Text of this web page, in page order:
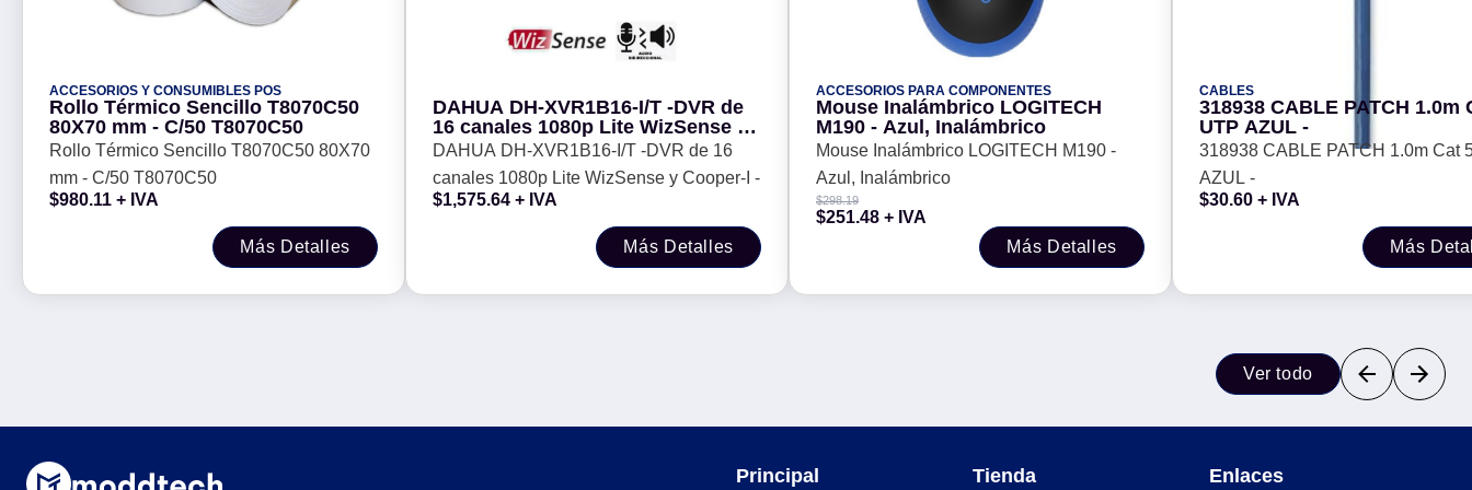
ACCESORIOS Y CONSUMIBLES POS
Rollo Térmico Sencillo T8070C50
80X70 mm - C/50 T8070C50
Rollo Térmico Sencillo T8070C50 80X70
mm - C/50 T8070C50
$980.11 + IVA
Más Detalles
DAHUA DH-XVR1B16-I/T -DVR de
16 canales 1080p Lite WizSense y
Cooper-I -
DAHUA DH-XVR1B16-I/T -DVR de 16
canales 1080p Lite WizSense y Cooper-I -
$1,575.64 + IVA
Más Detalles
ACCESORIOS PARA COMPONENTES
Mouse Inalámbrico LOGITECH
M190 - Azul, Inalámbrico
Mouse Inalámbrico LOGITECH M190 -
Azul, Inalámbrico
$298.19
$251.48 + IVA
Más Detalles
CABLES
318938 CABLE PATCH 1.0m
UTP AZUL -
318938 CABLE PATCH 1.0m Cat
AZUL -
$30.60 + IVA
Más
Ver todo
Principal Tienda Enlaces